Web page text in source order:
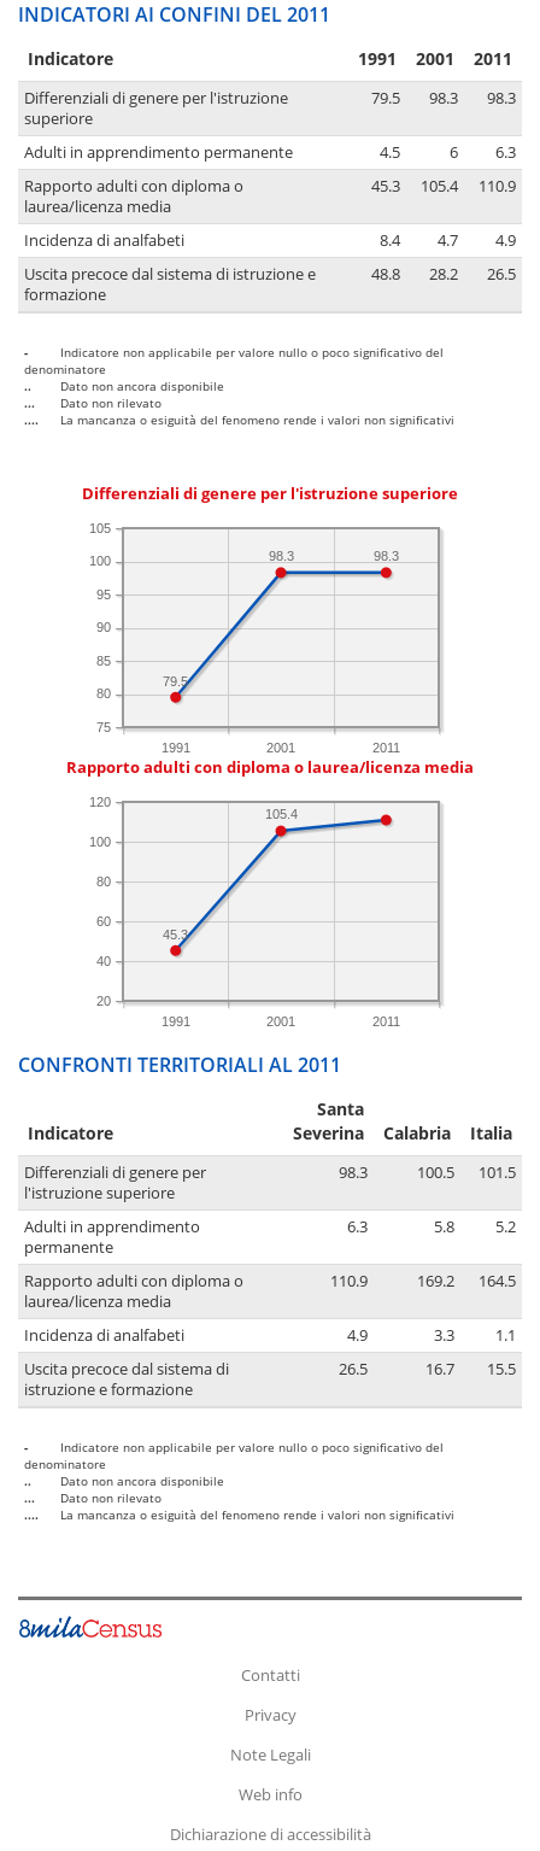
INDICATORI AI CONFINI DEL 2011
Indicatore 1991 2001 2011
Differenziali di genere per l'istruzione
superiore
79.5 98.3 98.3
Adulti in apprendimento permanente 4.5 6
6.3
Rapporto adulti con diploma o
laurea/licenza media
45.3 105.4 110.9
Incidenza di analfabeti 8.4 4.7
4.9
Uscita precoce dal sistema di istruzione e
formazione
48.8 28.2 26.5
-
Indicatore non applicabile per valore nullo o poco significativo del
denominatore
..
Dato non ancora disponibile
...
Dato non rilevato
....
La mancanza o esiguità del fenomeno rende i valori non significativi
Differenziali di genere per l'istruzione superiore
1991 2001 2011
75
80
85
90
95
100
105
98.3
98.3
79.5
Rapporto adulti con diploma o laurea/licenza media
1991 2001 2011
20
40
60
80
100
120
105.4
45.3
CONFRONTI TERRITORIALI AL 2011
Indicatore
Santa
Severina
Calabria Italia
Differenziali di genere per
l'istruzione superiore
98.3 100.5 101.5
Adulti in apprendimento
permanente
6.3 5.8 5.2
Rapporto adulti con diploma o
laurea/licenza media
110.9 169.2 164.5
Incidenza di analfabeti 4.9 3.3
1.1
Uscita precoce dal sistema di
istruzione e formazione
26.5 16.7 15.5
-
Indicatore non applicabile per valore nullo o poco significativo del
denominatore
..
Dato non ancora disponibile
...
Dato non rilevato
....
La mancanza o esiguità del fenomeno rende i valori non significativi
Contatti
Privacy
Note Legali
Web info
Dichiarazione di accessibilità